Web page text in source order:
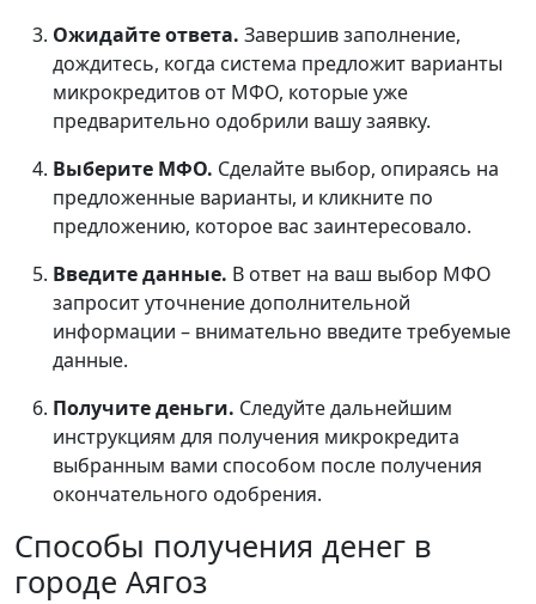
Ожидайте ответа. Завершив заполнение,
дождитесь, когда система предложит варианты
микрокредитов от МФО, которые уже
предварительно одобрили вашу заявку.
Выберите МФО. Сделайте выбор, опираясь на
предложенные варианты, и кликните по
предложению, которое вас заинтересовало.
Введите данные. В ответ на ваш выбор МФО
запросит уточнение дополнительной
информации – внимательно введите требуемые
данные.
Получите деньги. Следуйте дальнейшим
инструкциям для получения микрокредита
выбранным вами способом после получения
окончательного одобрения.
Способы получения денег в
городе Аягоз